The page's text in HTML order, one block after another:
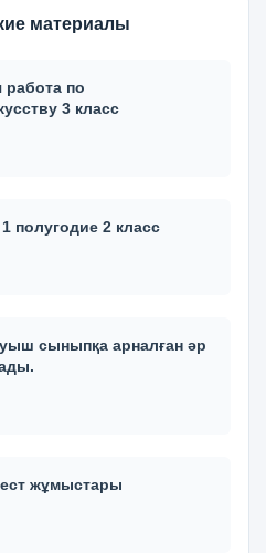
материалы
работа по
3 класс
полугодие 2 класс
сыныпқа арналған әр
жұмыстары